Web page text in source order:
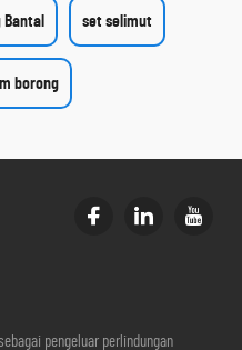
set selimut
borong
pengeluar perlindungan